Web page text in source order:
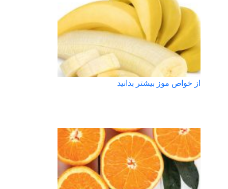
از خواص موز بیشتر بدانید